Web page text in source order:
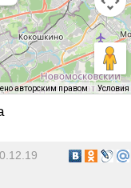
авторским правом Условия